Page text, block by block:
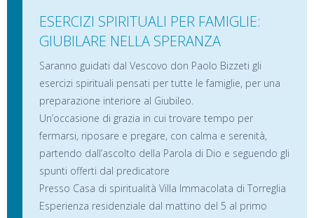
ESERCIZI SPIRITUALI PER FAMIGLIE:
GIUBILARE NELLA SPERANZA
Saranno guidati dal Vescovo don Paolo Bizzeti gli
esercizi spirituali pensati per tutte le famiglie, per una
preparazione interiore al Giubileo.
Un’occasione di grazia in cui trovare tempo per
fermarsi, riposare e pregare, con calma e serenità,
partendo dall’ascolto della Parola di Dio e seguendo gli
spunti offerti dal predicatore
Presso Casa di spiritualità Villa Immacolata di Torreglia
Esperienza residenziale dal mattino del 5 al primo